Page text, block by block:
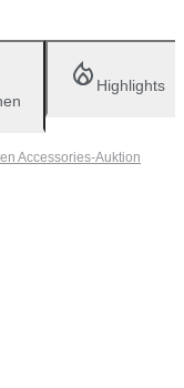
Highlights
Accessories-Auktion